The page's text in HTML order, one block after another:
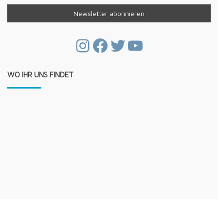
Instagram
Facebook
Twitter
YouTube
WO IHR UNS FINDET